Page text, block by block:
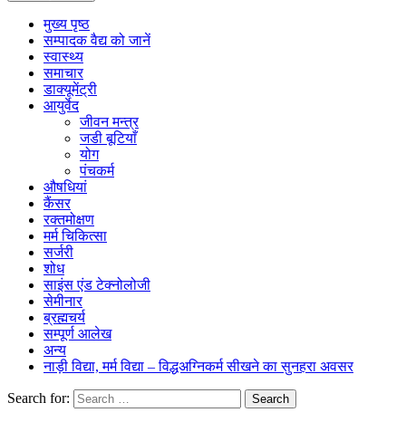
मुख्य पृष्ठ
सम्पादक वैद्य को जानें
स्वास्थ्य
समाचार
डाक्यूमेंट्री
आयुर्वेद
जीवन मन्त्र
जडी बूटियाँ
योग
पंचकर्म
औषधियां
कैंसर
रक्तमोक्षण
मर्म चिकित्सा
सर्जरी
शोध
साइंस एंड टेक्नोलोजी
सेमीनार
ब्रह्मचर्य
सम्पूर्ण आलेख
अन्य
नाड़ी विद्या, मर्म विद्या – विद्धअग्निकर्म सीखने का सुनहरा अवसर
Search for: